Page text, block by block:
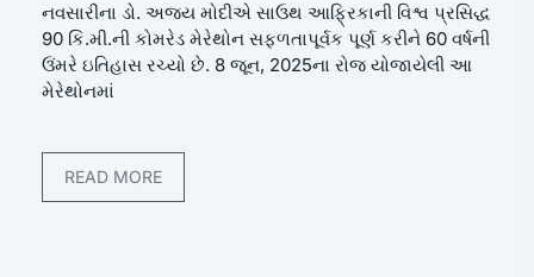
નવસારીના ડો. અજય મોદીએ સાઉથ આફ્રિકાની વિશ્વ પ્રસિદ્ધ
90 કિ.મી.ની કોમરેડ મેરેથોન સફળતાપૂર્વક પૂર્ણ કરીને 60 વર્ષની
ઉંમરે ઇતિહાસ રચ્યો છે. 8 જૂન, 2025ના રોજ યોજાયેલી આ
મેરેથોનમાં
READ MORE